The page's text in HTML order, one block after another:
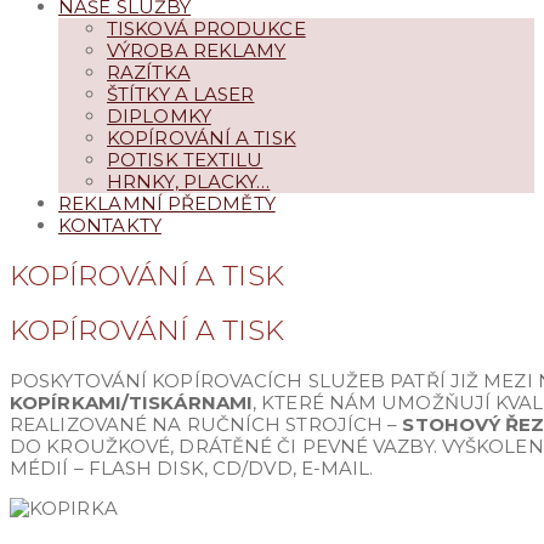
NAŠE SLUŽBY
TISKOVÁ PRODUKCE
VÝROBA REKLAMY
RAZÍTKA
ŠTÍTKY A LASER
DIPLOMKY
KOPÍROVÁNÍ A TISK
POTISK TEXTILU
HRNKY, PLACKY…
REKLAMNÍ PŘEDMĚTY
KONTAKTY
KOPÍROVÁNÍ A TISK
KOPÍROVÁNÍ A TISK
POSKYTOVÁNÍ KOPÍROVACÍCH SLUŽEB PATŘÍ JIŽ
KOPÍRKAMI/TISKÁRNAMI, KTERÉ NÁM UMOŽŇUJÍ
REALIZOVANÉ NA RUČNÍCH STROJÍCH – STOHOVÝ
DO KROUŽKOVÉ, DRÁTĚNÉ ČI PEVNÉ VAZBY.
MÉDIÍ – FLASH DISK, CD/DVD, E-MAIL.